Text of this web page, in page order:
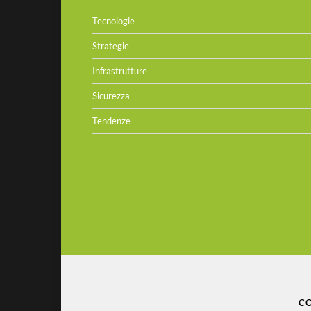
Tecnologie
Strategie
Infrastrutture
Sicurezza
Tendenze